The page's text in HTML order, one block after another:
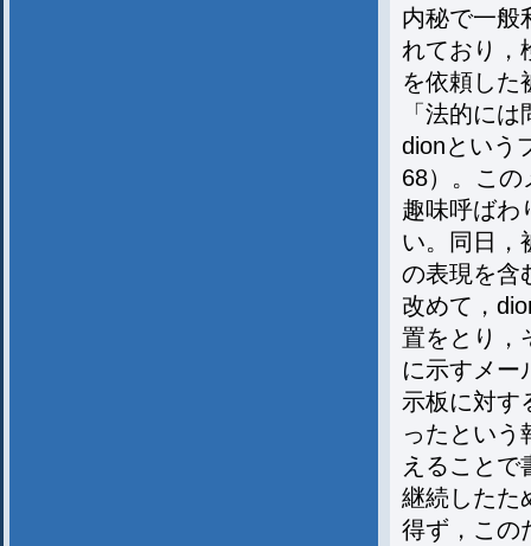
内秘で一般
れており，
を依頼した
「法的に
dionという
68）。この
趣味呼ばわ
い。同日，
の表現を含
改めて，
置をとり，
に示すメー
示板に対す
ったという
えることで
継続したた
得ず，この